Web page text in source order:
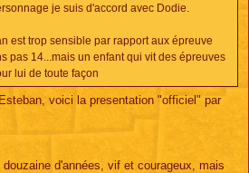
je suis d'accord avec Dodie.
est trop sensible par rapport aux épreuve
pas 14...mais un enfant qui vit des épreuves
lui de toute façon
voici la presentation "officiel" par
d'années, vif et courageux, mais